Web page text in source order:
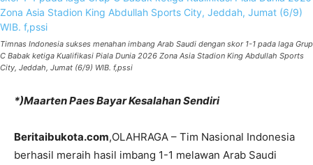
Timnas Indonesia sukses menahan imbang Arab Saudi dengan skor 1-1 pada laga Grup
C Babak ketiga Kualifikasi Piala Dunia 2026 Zona Asia Stadion King Abdullah Sports
City, Jeddah, Jumat (6/9) WIB. f,pssi
*)Maarten Paes Bayar Kesalahan Sendiri
Beritaibukota.com,OLAHRAGA – Tim Nasional Indonesia
berhasil meraih hasil imbang 1-1 melawan Arab Saudi